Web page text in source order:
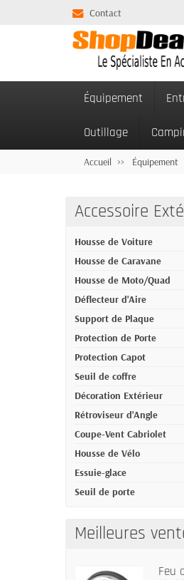
Contact
Équipement
Outillage
Accueil Équipement
Accessoire
Housse de Voiture
Housse de Caravane
Housse de Moto/Quad
Déflecteur d'Aire
Support de Plaque
Protection de Porte
Protection Capot
Seuil de coffre
Décoration Extérieur
Rétroviseur d'Angle
Coupe-Vent Cabriolet
Housse de Vélo
Essuie-glace
Seuil de porte
Meilleures
Feu